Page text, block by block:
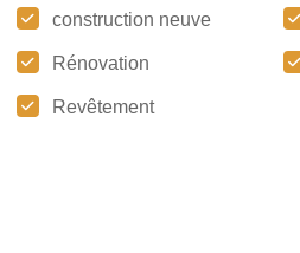
construction neuve
Rénovation
Revêtement